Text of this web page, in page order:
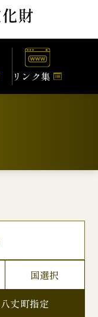
リンク集
国選択
八丈町指定